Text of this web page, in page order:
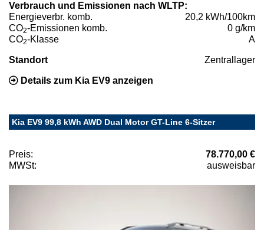
Verbrauch und Emissionen nach WLTP:
Energieverbr. komb.
20,2 kWh/100km
CO2-Emissionen komb.
0 g/km
CO2-Klasse A
Standort Zentrallager
Details zum Kia EV9 anzeigen
Kia EV9 99,8 kWh AWD Dual Motor GT-Line 6-Sitzer
Preis:
78.770,00 €
MWSt:
ausweisbar